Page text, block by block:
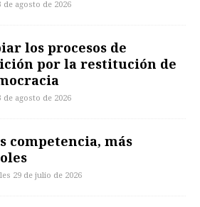
de agosto de 2026
los procesos de
por la restitución de
de agosto de 2026
competencia, más
29 de julio de 2026